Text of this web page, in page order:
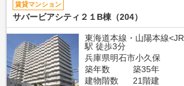
賃貸マンション
サバービアシティ２１B棟（204）
東海道本線・山陽本線
駅 徒歩3分
兵庫県明石市小久保
築年数
築35年
建物階数
21階建